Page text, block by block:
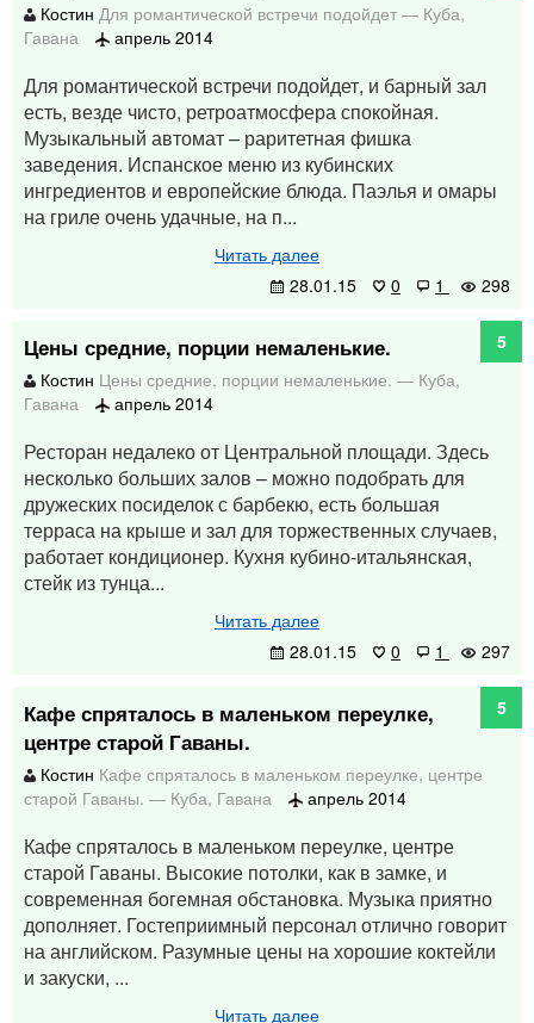
Костин Для романтической встречи подойдет — Куба,
Гавана
апрель 2014
Для романтической встречи подойдет, и барный зал
есть, везде чисто, ретроатмосфера спокойная.
Музыкальный автомат – раритетная фишка
заведения. Испанское меню из кубинских
ингредиентов и европейские блюда. Паэлья и омары
на гриле очень удачные, на п...
Читать далее
28.01.15
0 1 298
Цены средние, порции немаленькие.
5
Костин Цены средние, порции немаленькие. — Куба,
Гавана
апрель 2014
Ресторан недалеко от Центральной площади. Здесь
несколько больших залов – можно подобрать для
дружеских посиделок с барбекю, есть большая
терраса на крыше и зал для торжественных случаев,
работает кондиционер. Кухня кубино-итальянская,
стейк из тунца...
Читать далее
28.01.15
0 1 297
Кафе спряталось в маленьком переулке,
центре старой Гаваны.
5
Костин Кафе спряталось в маленьком переулке, центре
старой Гаваны. — Куба, Гавана апрель 2014
Кафе спряталось в маленьком переулке, центре
старой Гаваны. Высокие потолки, как в замке, и
современная богемная обстановка. Музыка приятно
дополняет. Гостеприимный персонал отлично говорит
на английском. Разумные цены на хорошие коктейли
и закуски, ...
Читать далее